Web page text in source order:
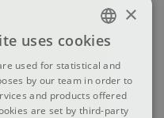
FRENCH
DUTCH
ENGLISH
×
uses cookies
used for statistical and
by our team in order to
and products offered
are set by third-party